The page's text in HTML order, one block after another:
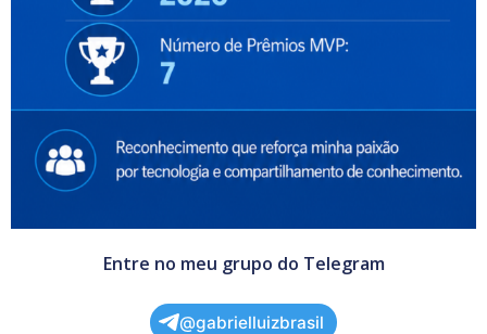
Entre no meu grupo do Telegram
@gabrielluizbrasil